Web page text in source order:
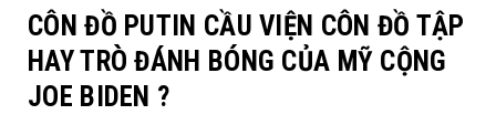
CÔN ĐỒ PUTIN CẦU VIỆN CÔN ĐỒ TẬP
HAY TRÒ ĐÁNH BÓNG CỦA MỸ CỘNG
JOE BIDEN ?